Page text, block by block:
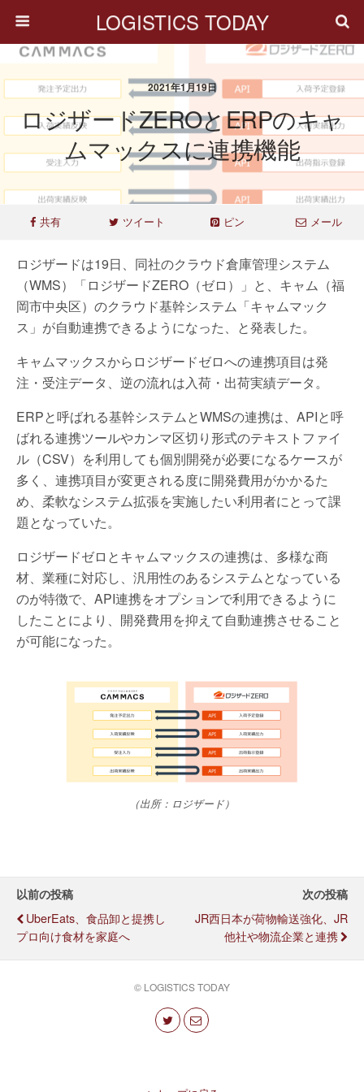
LOGISTICS TODAY
2021年1月19日
ロジザードZEROとERPのキャ
ムマックスに連携機能
共有 ツイート ピン メール
ロジザードは19日、同社のクラウド倉庫管理システム
（WMS）「ロジザードZERO（ゼロ）」と、キャム（福
岡市中央区）のクラウド基幹システム「キャムマック
ス」が自動連携できるようになった、と発表した。
キャムマックスからロジザードゼロへの連携項目は発
注・受注データ、逆の流れは入荷・出荷実績データ。
ERPと呼ばれる基幹システムとWMSの連携は、APIと呼
ばれる連携ツールやカンマ区切り形式のテキストファイ
ル（CSV）を利用しても個別開発が必要になるケースが
多く、連携項目が変更される度に開発費用がかかるた
め、柔軟なシステム拡張を実施したい利用者にとって課
題となっていた。
ロジザードゼロとキャムマックスの連携は、多様な商
材、業種に対応し、汎用性のあるシステムとなっている
のが特徴で、API連携をオプションで利用できるように
したことにより、開発費用を抑えて自動連携させること
が可能になった。
（出所：ロジザード）
以前の投稿
UberEats、食品卸と提携し
プロ向け食材を家庭へ
次の投稿
JR西日本が荷物輸送強化、JR
他社や物流企業と連携
© LOGISTICS TODAY